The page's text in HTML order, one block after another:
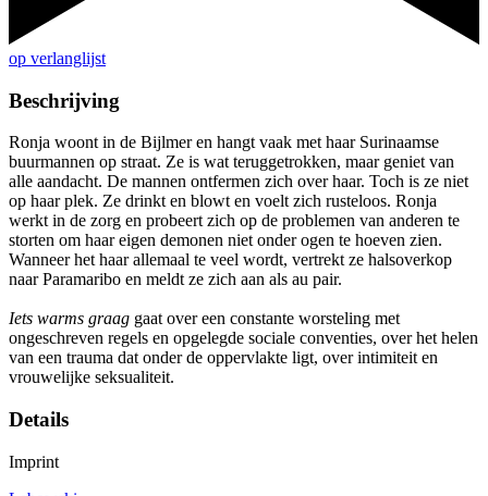
op verlanglijst
Beschrijving
Ronja woont in de Bijlmer en hangt vaak met haar Surinaamse
buurmannen op straat. Ze is wat teruggetrokken, maar geniet van
alle aandacht. De mannen ontfermen zich over haar. Toch is ze niet
op haar plek. Ze drinkt en blowt en voelt zich rusteloos. Ronja
werkt in de zorg en probeert zich op de problemen van anderen te
storten om haar eigen demonen niet onder ogen te hoeven zien.
Wanneer het haar allemaal te veel wordt, vertrekt ze halsoverkop
naar Paramaribo en meldt ze zich aan als au pair.
Iets warms graag gaat over een constante worsteling met
ongeschreven regels en opgelegde sociale conventies, over het helen
van een trauma dat onder de oppervlakte ligt, over intimiteit en
vrouwelijke seksualiteit.
Details
Imprint